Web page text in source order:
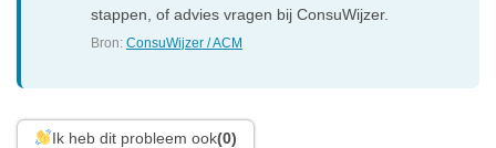
stappen, of advies vragen bij ConsuWijzer.
Bron:ConsuWijzer / ACM
Ik heb dit probleem ook(0)